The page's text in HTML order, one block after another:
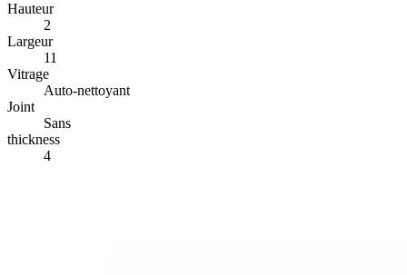
Hauteur
2
Largeur
11
Vitrage
Auto-nettoyant
Joint
Sans
thickness
4